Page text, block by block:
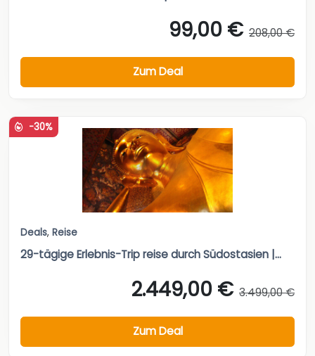
99,00 € 208,00 €
Zum Deal
-30%
Deals, Reise
29-tägige Erlebnis-Trip reise durch Südostasien |...
2.449,00 € 3.499,00 €
Zum Deal